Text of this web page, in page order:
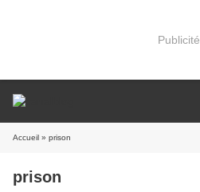
Publicité
Accueil » prison
prison